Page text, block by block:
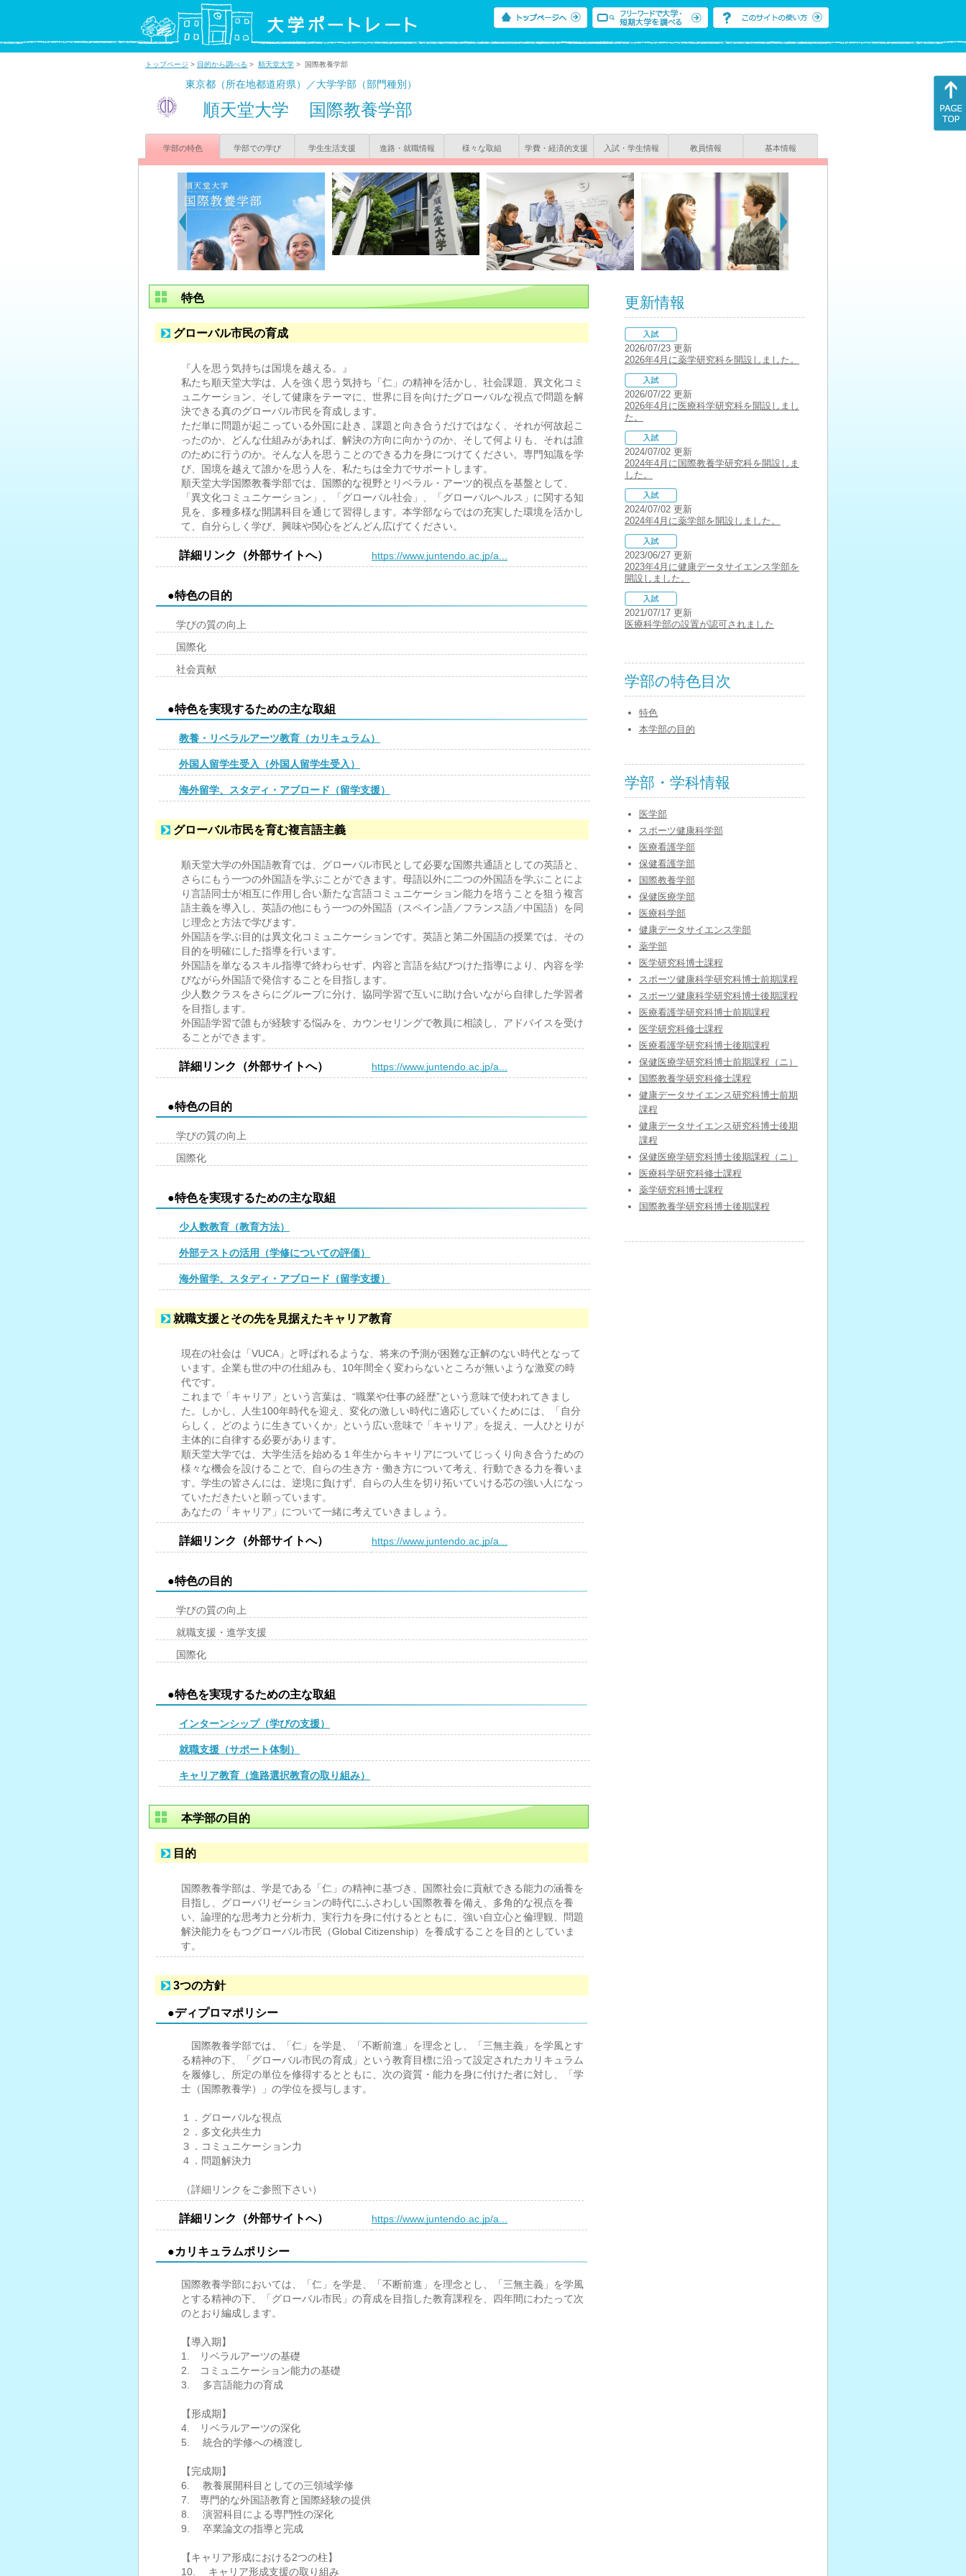
トップページ > 目的から調べる > 順天堂大学 > 国際教養学部
東京都（所在地都道府県）／大学学部（部門種別）
順天堂大学 国際教養学部
学部の特色 学部での学び 学生生活支援 進路・就職情報 様々な取組 学費・経済的支援 入試・学生情報 教員情報 基本情報
特色
グローバル市民の育成
『人を思う気持ちは国境を越える。』
私たち順天堂大学は、人を強く思う気持ち「仁」の精神を活かし、社会課題、異文化コミ
ュニケーション、そして健康をテーマに、世界に目を向けたグローバルな視点で問題を解
決できる真のグローバル市民を育成します。
ただ単に問題が起こっている外国に赴き、課題と向き合うだけではなく、それが何故起こ
ったのか、どんな仕組みがあれば、解決の方向に向かうのか、そして何よりも、それは誰
のために行うのか。そんな人を思うことのできる力を身につけてください。専門知識を学
び、国境を越えて誰かを思う人を、私たちは全力でサポートします。
順天堂大学国際教養学部では、国際的な視野とリベラル・アーツ的視点を基盤として、
「異文化コミュニケーション」、「グローバル社会」、「グローバルヘルス」に関する知
見を、多種多様な開講科目を通じて習得します。本学部ならではの充実した環境を活かし
て、自分らしく学び、興味や関心をどんどん広げてください。
詳細リンク（外部サイトへ） https://www.juntendo.ac.jp/a...
●特色の目的
学びの質の向上
国際化
社会貢献
●特色を実現するための主な取組
教養・リベラルアーツ教育（カリキュラム）
外国人留学生受入（外国人留学生受入）
海外留学、スタディ・アブロード（留学支援）
グローバル市民を育む複言語主義
順天堂大学の外国語教育では、グローバル市民として必要な国際共通語としての英語と、
さらにもう一つの外国語を学ぶことができます。母語以外に二つの外国語を学ぶことによ
り言語同士が相互に作用し合い新たな言語コミュニケーション能力を培うことを狙う複言
語主義を導入し、英語の他にもう一つの外国語（スペイン語／フランス語／中国語）を同
じ理念と方法で学びます。
外国語を学ぶ目的は異文化コミュニケーションです。英語と第二外国語の授業では、その
目的を明確にした指導を行います。
外国語を単なるスキル指導で終わらせず、内容と言語を結びつけた指導により、内容を学
びながら外国語で発信することを目指します。
少人数クラスをさらにグループに分け、協同学習で互いに助け合いながら自律した学習者
を目指します。
外国語学習で誰もが経験する悩みを、カウンセリングで教員に相談し、アドバイスを受け
ることができます。
詳細リンク（外部サイトへ） https://www.juntendo.ac.jp/a...
●特色の目的
学びの質の向上
国際化
●特色を実現するための主な取組
少人数教育（教育方法）
外部テストの活用（学修についての評価）
海外留学、スタディ・アブロード（留学支援）
就職支援とその先を見据えたキャリア教育
現在の社会は「VUCA」と呼ばれるような、将来の予測が困難な正解のない時代となって
います。企業も世の中の仕組みも、10年間全く変わらないところが無いような激変の時
代です。
これまで「キャリア」という言葉は、“職業や仕事の経歴”という意味で使われてきまし
た。しかし、人生100年時代を迎え、変化の激しい時代に適応していくためには、「自分
らしく、どのように生きていくか」という広い意味で「キャリア」を捉え、一人ひとりが
主体的に自律する必要があります。
順天堂大学では、大学生活を始める１年生からキャリアについてじっくり向き合うための
様々な機会を設けることで、自らの生き方・働き方について考え、行動できる力を養いま
す。学生の皆さんには、逆境に負けず、自らの人生を切り拓いていける芯の強い人になっ
ていただきたいと願っています。
あなたの「キャリア」について一緒に考えていきましょう。
詳細リンク（外部サイトへ） https://www.juntendo.ac.jp/a...
●特色の目的
学びの質の向上
就職支援・進学支援
国際化
●特色を実現するための主な取組
インターンシップ（学びの支援）
就職支援（サポート体制）
キャリア教育（進路選択教育の取り組み）
本学部の目的
目的
国際教養学部は、学是である「仁」の精神に基づき、国際社会に貢献できる能力の涵養を
目指し、グローバリゼーションの時代にふさわしい国際教養を備え、多角的な視点を養
い、論理的な思考力と分析力、実行力を身に付けるとともに、強い自立心と倫理観、問題
解決能力をもつグローバル市民（Global Citizenship）を養成することを目的としていま
す。
3つの方針
●ディプロマポリシー
国際教養学部では、「仁」を学是、「不断前進」を理念とし、「三無主義」を学風とす
る精神の下、「グローバル市民の育成」という教育目標に沿って設定されたカリキュラム
を履修し、所定の単位を修得するとともに、次の資質・能力を身に付けた者に対し、「学
士（国際教養学）」の学位を授与します。
１．グローバルな視点
２．多文化共生力
３．コミュニケーション力
４．問題解決力
（詳細リンクをご参照下さい）
詳細リンク（外部サイトへ） https://www.juntendo.ac.jp/a...
●カリキュラムポリシー
国際教養学部においては、「仁」を学是、「不断前進」を理念とし、「三無主義」を学風
とする精神の下、「グローバル市民」の育成を目指した教育課程を、四年間にわたって次
のとおり編成します。
【導入期】
1. リベラルアーツの基礎
2. コミュニケーション能力の基礎
3. 多言語能力の育成
【形成期】
4. リベラルアーツの深化
5. 統合的学修への橋渡し
【完成期】
6. 教養展開科目としての三領域学修
7. 専門的な外国語教育と国際経験の提供
8. 演習科目による専門性の深化
9. 卒業論文の指導と完成
【キャリア形成における2つの柱】
10. キャリア形成支援の取り組み
更新情報
2026/07/23 更新
2026年4月に薬学研究科を開設しました。
2026/07/22 更新
2026年4月に医療科学研究科を開設しまし
た。
2024/07/02 更新
2024年4月に国際教養学研究科を開設しま
した。
2024/07/02 更新
2024年4月に薬学部を開設しました。
2023/06/27 更新
2023年4月に健康データサイエンス学部を
開設しました。
2021/07/17 更新
医療科学部の設置が認可されました
学部の特色目次
特色
本学部の目的
学部・学科情報
医学部
スポーツ健康科学部
医療看護学部
保健看護学部
国際教養学部
保健医療学部
医療科学部
健康データサイエンス学部
薬学部
医学研究科博士課程
スポーツ健康科学研究科博士前期課程
スポーツ健康科学研究科博士後期課程
医療看護学研究科博士前期課程
医学研究科修士課程
医療看護学研究科博士後期課程
保健医療学研究科博士前期課程（ニ）
国際教養学研究科修士課程
健康データサイエンス研究科博士前期
課程
健康データサイエンス研究科博士後期
課程
保健医療学研究科博士後期課程（ニ）
医療科学研究科修士課程
薬学研究科博士課程
国際教養学研究科博士後期課程